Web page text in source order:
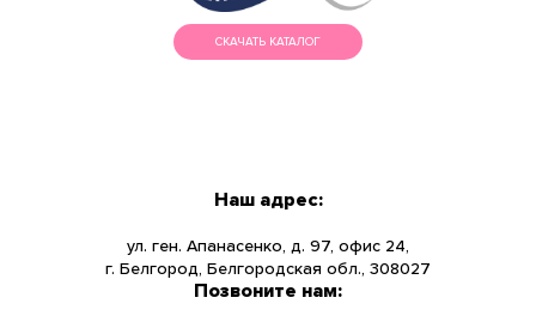
СКАЧАТЬ КАТАЛОГ
НОВОСТИ
Наш адрес:
ул. ген. Апанасенко, д. 97, офис 24,
г. Белгород, Белгородская обл., 308027
Позвоните нам: